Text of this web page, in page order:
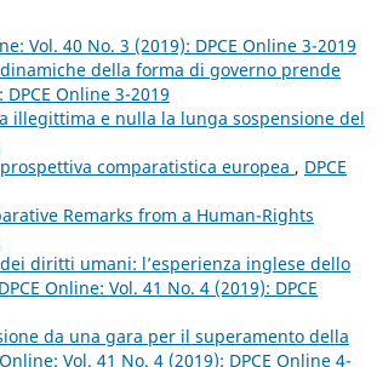
Vol. 40 No. 3 (2019): DPCE Online 3-2019
della forma di governo prende
DPCE Online 3-2019
illegittima e nulla la lunga sospensione del
comparatistica europea , DPCE
Remarks from a Human-Rights
diritti umani: l’esperienza inglese dello
DPCE Online: Vol. 41 No. 4 (2019): DPCE
da una gara per il superamento della
Online: Vol. 41 No. 4 (2019): DPCE Online 4-